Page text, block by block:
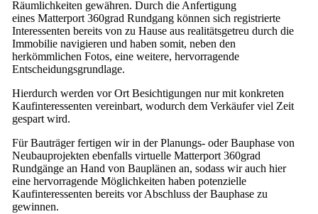
Räumlichkeiten gewähren. Durch die Anfertigung
eines Matterport 360grad Rundgang können sich registrierte
Interessenten bereits von zu Hause aus realitätsgetreu durch die
Immobilie navigieren und haben somit, neben den
herkömmlichen Fotos, eine weitere, hervorragende
Entscheidungsgrundlage.
Hierdurch werden vor Ort Besichtigungen nur mit konkreten
Kaufinteressenten vereinbart, wodurch dem Verkäufer viel Zeit
gespart wird.
Für Bauträger fertigen wir in der Planungs- oder Bauphase von
Neubauprojekten ebenfalls virtuelle Matterport 360grad
Rundgänge an Hand von Bauplänen an, sodass wir auch hier
eine hervorragende Möglichkeiten haben potenzielle
Kaufinteressenten bereits vor Abschluss der Bauphase zu
gewinnen.